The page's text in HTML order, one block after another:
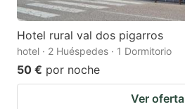
Hotel rural val dos pigarros
hotel · 2 Huéspedes · 1 Dormitorio
50 € por noche
Ver oferta